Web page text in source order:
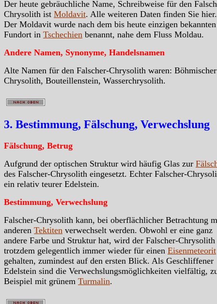
Der heute gebräuchliche Name, Schreibweise für den
Chrysolith ist Moldavit. Alle weiteren Daten finden Sie hier.
Der Moldavit wurde nach dem bis heute einzigen bekannten
Fundort in Tschechien benannt, nahe dem Fluss Moldau.
Andere Namen, Synonyme, Handelsnamen
Alte Namen für den Falscher-Chrysolith waren: Böhmischer
Chrysolith, Bouteillenstein, Wasserchrysolith.
3. Bestimmung, Fälschung, Verwechslung
Fälschung, Betrug
Aufgrund der optischen Struktur wird häufig Glas zur
des Falscher-Chrysolith eingesetzt. Echter Falscher-
ein relativ teurer Edelstein.
Bestimmung, Verwechslung
Falscher-Chrysolith kann, bei oberflächlicher Betrachtung
anderen Tektiten verwechselt werden. Obwohl er eine ganz
andere Farbe und Struktur hat, wird der Falscher-Chrysolith
trotzdem gelegentlich immer wieder für einen Eisenmeteorit
gehalten, zumindest auf den ersten Blick. Als Geschliffener
Edelstein sind die Verwechslungsmöglichkeiten vielfältig,
Beispiel mit grünem Turmalin.